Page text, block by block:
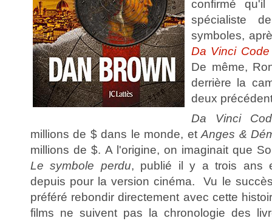
confirmé
spécialiste
symboles,
Da Vinci Code
De même,
derrière la
deux
Da Vinci
millions de $ dans le monde, etAnges &
millions de $. A l'origine, on imaginait que
Le symbole perdu, publié il y a trois ans
depuis pour la version cinéma. Vu le
préféré rebondir directement avec cette
films ne suivent pas la chronologie des